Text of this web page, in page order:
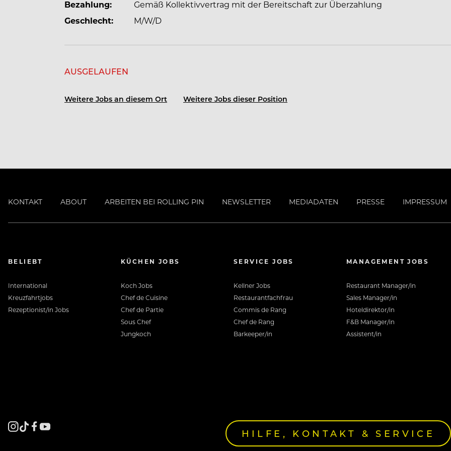
Bezahlung:
Gemäß Kollektivvertrag mit der Bereitschaft zur Überzahlung
Geschlecht:
M/W/D
AUSGELAUFEN
Weitere Jobs an diesem Ort Weitere Jobs dieser Position
KONTAKT ABOUT ARBEITEN BEI ROLLING PIN NEWSLETTER MEDIADATEN PRESSE IMPRESSUM
BELIEBT
International
Kreuzfahrtjobs
Rezeptionist/in Jobs
KÜCHEN JOBS
Koch Jobs
Chef de Cuisine
Chef de Partie
Sous Chef
Jungkoch
SERVICE JOBS
Kellner Jobs
Restaurantfachfrau
Commis de Rang
Chef de Rang
Barkeeper/in
MANAGEMENT JOBS
Restaurant Manager/in
Sales Manager/in
Hoteldirektor/in
F&B Manager/in
Assistent/in
HILFE, KONTAKT & SERVICE